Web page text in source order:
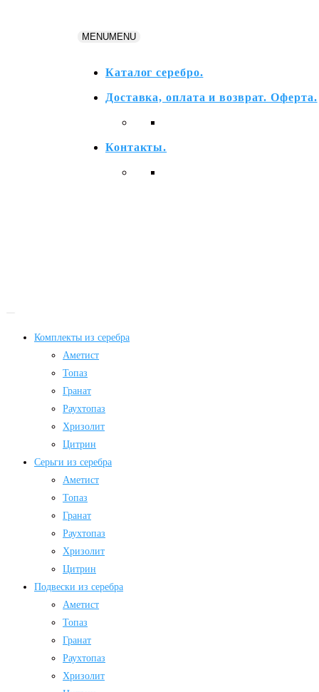
MENUMENU
Каталог серебро.
Доставка, оплата и возврат. Оферта.
Контакты.
Комплекты из серебра
Аметист
Топаз
Гранат
Раухтопаз
Хризолит
Цитрин
Серьги из серебра
Аметист
Топаз
Гранат
Раухтопаз
Хризолит
Цитрин
Подвески из серебра
Аметист
Топаз
Гранат
Раухтопаз
Хризолит